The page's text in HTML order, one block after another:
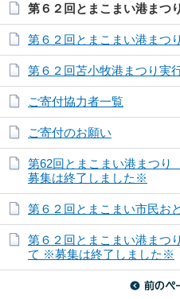
第６２回とまこまい港ま
第６２回とまこまい港まつ
第６２回苫小牧港まつり
ご寄付協力者一覧
ご寄付のお願い
第62回とまこまい港まつ
募集は終了しました※
第６２回とまこまい市民お
第６２回とまこまい港まつ
て ※募集は終了しました※